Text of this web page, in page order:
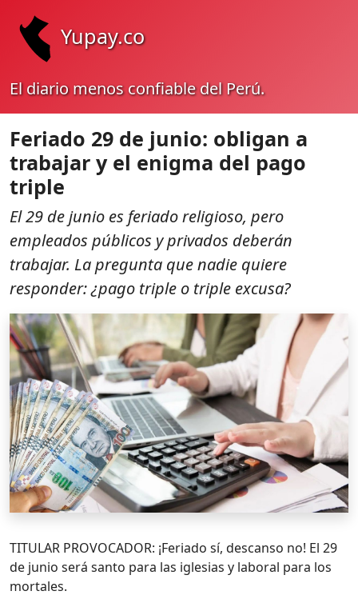
Yupay.co
El diario menos confiable del Perú.
Feriado 29 de junio: obligan a
trabajar y el enigma del pago
triple
El 29 de junio es feriado religioso, pero
empleados públicos y privados deberán
trabajar. La pregunta que nadie quiere
responder: ¿pago triple o triple excusa?
TITULAR PROVOCADOR: ¡Feriado sí, descanso no! El 29
de junio será santo para las iglesias y laboral para los
mortales.